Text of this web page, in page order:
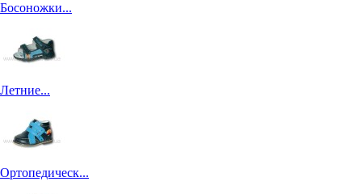
Босоножки...
Летние...
Ортопедическ...